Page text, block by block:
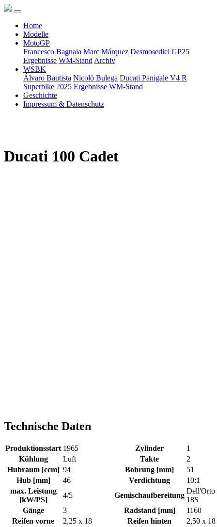
Home
Modelle
MotoGP
Francesco Bagnaia Marc Márquez Desmosedici GP25
Ergebnisse WM-Stand Archiv
WSBK
Álvaro Bautista Nicolò Bulega Ducati Panigale V4 R
Superbike 2025 Ergebnisse WM-Stand
Geschichte
Impressum & Datenschutz
Ducati 100 Cadet
Technische Daten
Produktionsstart 1965 Zylinder
1
Kühlung
Luft Takte
2
Hubraum [ccm] 94 Bohrung [mm]
51
Hub [mm]
46 Verdichtung
10:1
max. Leistung
[kW/PS]
4/5 Gemischaufbereitung
18S
Gänge
3 Radstand [mm]
1160
Reifen vorne
2,25 x 18 Reifen hinten
2,50 x 18